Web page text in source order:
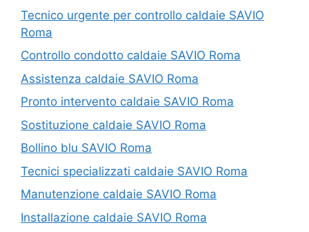
Tecnico urgente per controllo caldaie SAVIO
Roma
Controllo condotto caldaie SAVIO Roma
Assistenza caldaie SAVIO Roma
Pronto intervento caldaie SAVIO Roma
Sostituzione caldaie SAVIO Roma
Bollino blu SAVIO Roma
Tecnici specializzati caldaie SAVIO Roma
Manutenzione caldaie SAVIO Roma
Installazione caldaie SAVIO Roma